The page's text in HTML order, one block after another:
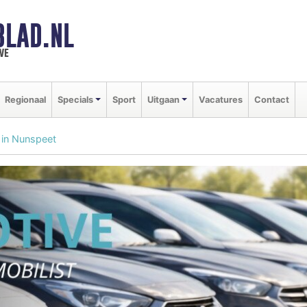
Regionaal Specials Sport Uitgaan Vacatures Contact
Nunspeet